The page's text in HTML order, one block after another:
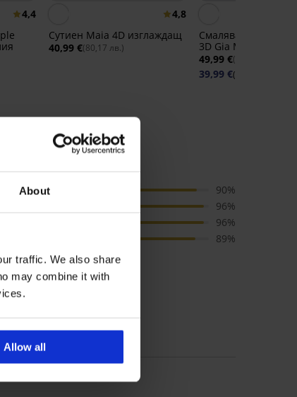
About
traffic. We also share
may combine it with
Allow all
4,4
4,8
Сутиен Maia 4D изглаждащ
40,99 €(80,17 лв.)
Смаляващ сутиен
3D Gia Minimizer
49,99 €(97,77 лв.)
39,99 €(78,21 лв.)
качество
90%
96%
96%
89%
за размер